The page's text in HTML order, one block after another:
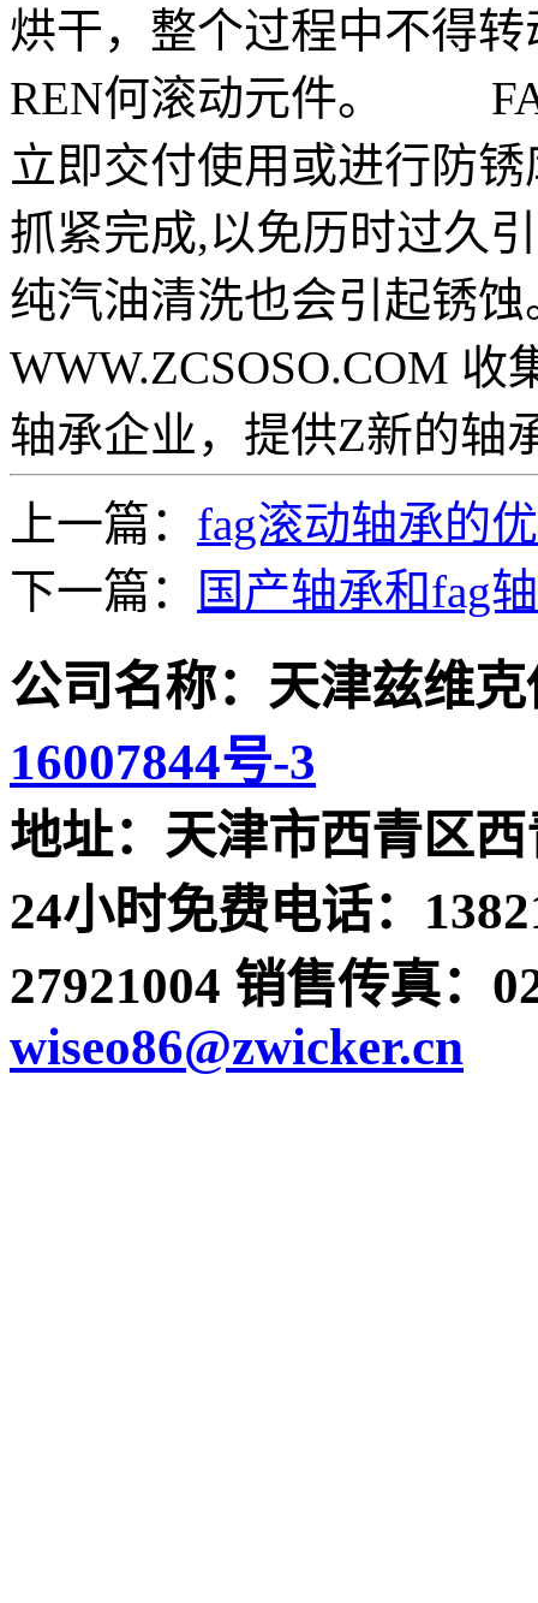
烘干，整个过程中不得
REN何滚动元件。
立即交付使用或进行防
抓紧完成,以免历时过久
纯汽油清洗也会引起锈
WWW.ZCSOSO.COM
轴承企业，提供Z新的轴
上一篇： fag滚动轴承的
下一篇：
国产轴承和fag
公司名称：天津兹维
16007844号-3
地址：天津市西青区西
24小时免费电话：
27921004 销售传真：
wiseo86@zwicker.cn